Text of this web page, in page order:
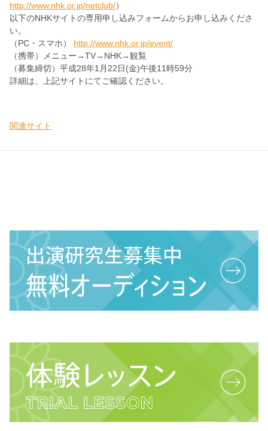
http://www.nhk.or.jp/netclub/）
以下のNHKサイトの専用申し込みフォームからお申し込みくださ
い。
（PC・スマホ） http://www.nhk.or.jp/event/
（携帯）メニュー→TV→NHK→観覧
（募集締切）平成28年1月22日(金)午後11時59分
詳細は、上記サイトにてご確認ください。
関連サイト